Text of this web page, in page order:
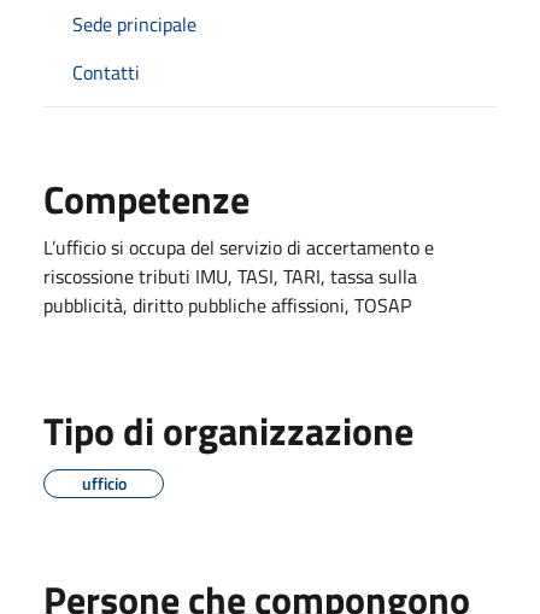
Sede principale
Contatti
Competenze
L’ufficio si occupa del servizio di accertamento e
riscossione tributi IMU, TASI, TARI, tassa sulla
pubblicità, diritto pubbliche affissioni, TOSAP
Tipo di organizzazione
ufficio
Persone che compongono